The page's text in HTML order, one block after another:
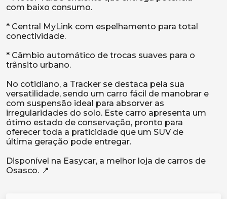
com baixo consumo.
* Central MyLink com espelhamento para total
conectividade.
* Câmbio automático de trocas suaves para o
trânsito urbano.
No cotidiano, a Tracker se destaca pela sua
versatilidade, sendo um carro fácil de manobrar e
com suspensão ideal para absorver as
irregularidades do solo. Este carro apresenta um
ótimo estado de conservação, pronto para
oferecer toda a praticidade que um SUV de
última geração pode entregar.
Disponível na Easycar, a melhor loja de carros de